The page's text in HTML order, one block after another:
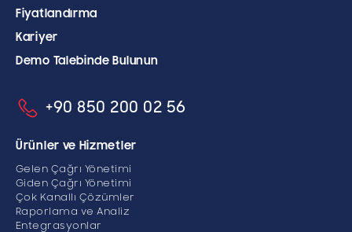
Fiyatlandırma
Kariyer
Demo Talebinde Bulunun
+90 850 200 02 56
Ürünler ve Hizmetler
Gelen Çağrı Yönetimi
Giden Çağrı Yönetimi
Çok Kanallı Çözümler
Raporlama ve Analiz
Entegrasyonlar